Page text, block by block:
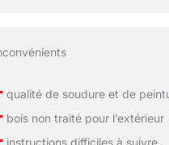
qualité de soudure et de
bois non traité pour l’extérieur
instructions difficiles à suivre